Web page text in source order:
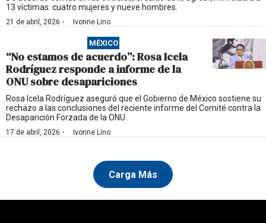
13 víctimas: cuatro mujeres y nueve hombres.
21 de abril, 2026 · Ivonne Lino
MÉXICO
“No estamos de acuerdo”: Rosa Icela
Rodríguez responde a informe de la
ONU sobre desapariciones
Rosa Icela Rodríguez aseguró que el Gobierno de México sostiene su
rechazo a las conclusiones del reciente informe del Comité contra la
Desaparición Forzada de la ONU.
17 de abril, 2026 · Ivonne Lino
Carga Más